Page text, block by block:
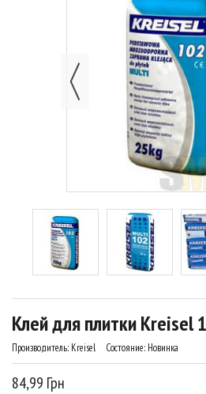
Клей для плитки Kreisel
Производитель: Kreisel Состояние: Новинка
84,99 Грн